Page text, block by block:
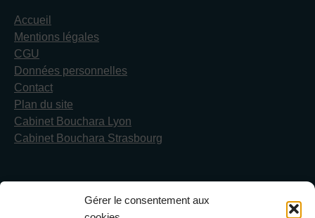
Gérer le consentement aux
Accueil
Mentions légales
CGU
Données personnelles
Contact
Plan du site
Cabinet Bouchara Lyon
Cabinet Bouchara Strasbourg
Cabinet Bouchara & Avocats